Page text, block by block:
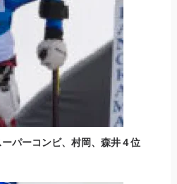
パーコンビ、村岡、森井４位